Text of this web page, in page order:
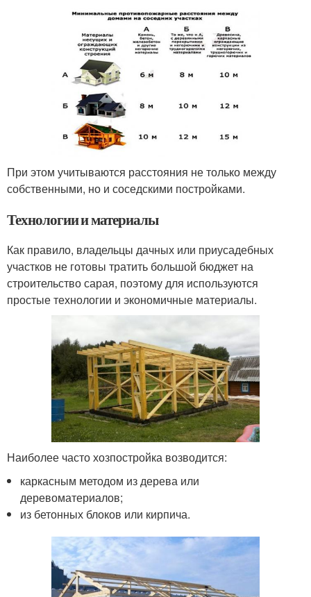
При этом учитываются расстояния не только между
собственными, но и соседскими постройками.
Технологии и материалы
Как правило, владельцы дачных или приусадебных
участков не готовы тратить большой бюджет на
строительство сарая, поэтому для используются
простые технологии и экономичные материалы.
Наиболее часто хозпостройка возводится:
каркасным методом из дерева или
деревоматериалов;
из бетонных блоков или кирпича.